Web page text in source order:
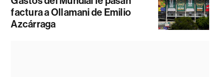
factura a Ollamani de Emilio
Azcárraga